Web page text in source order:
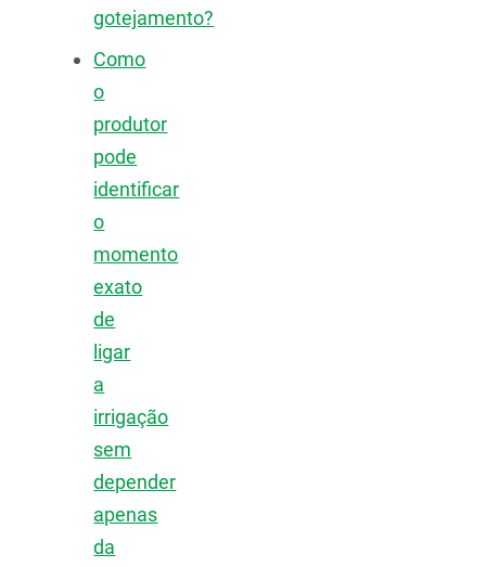
gotejamento?
Como
o
produtor
pode
identificar
o
momento
exato
de
ligar
a
irrigação
sem
depender
apenas
da